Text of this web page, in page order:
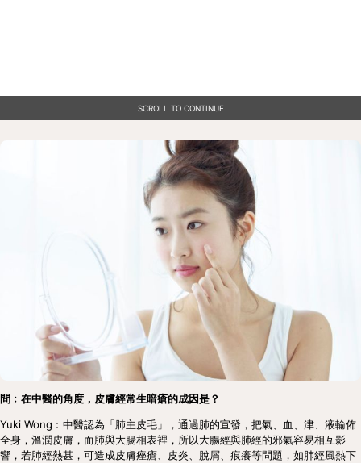
SCROLL TO CONTINUE
問﹕在中醫的角度，皮膚經常生暗瘡的成因是？
Yuki Wong﹕中醫認為「肺主皮毛」，通過肺的宣發，把氣、血、津、液輸佈
全身，溫潤皮膚，而肺與大腸相表裡，所以大腸經與肺經的邪氣容易相互影
響，若肺經熱甚，可造成皮膚痤瘡、皮炎、脫屑、痕癢等問題，如肺經風熱下